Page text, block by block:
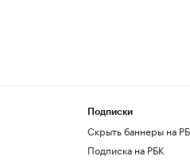
Подписки
Скрыть баннеры на
Подписка на РБК